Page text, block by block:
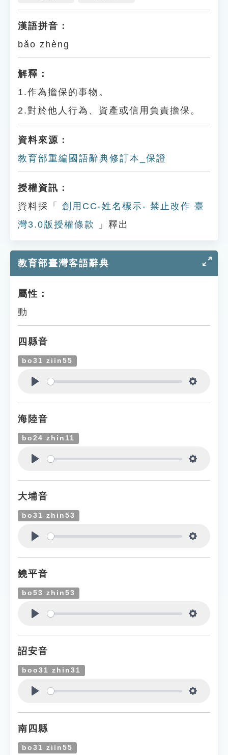
漢語拼音：
bǎo zhèng
解釋：
1.作為擔保的事物。
2.對於他人行為、資產或信用負責擔保。
資料來源：
教育部重編國語辭典修訂本_保證
授權資訊：
資料採「
創用CC-姓名標示- 禁止改作 臺
灣3.0版授權條款
」釋出
教育部臺灣客語辭典
屬性：
動
四縣音
bo31 ziin55
海陸音
bo24 zhin11
大埔音
bo31 zhin53
饒平音
bo53 zhin53
詔安音
boo31 zhin31
南四縣
bo31 ziin55